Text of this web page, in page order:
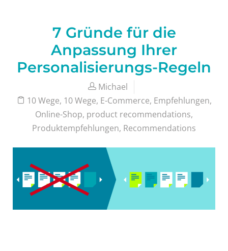
7 Gründe für die
Anpassung Ihrer
Personalisierungs-Regeln
Michael
10 Wege, 10 Wege, E-Commerce, Empfehlungen,
Online-Shop, product recommendations,
Produktempfehlungen, Recommendations